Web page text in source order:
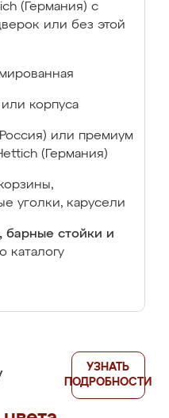
(Германия) с
или без этой
корпуса
или премиум
(Германия)
уголки, карусели
барные стойки и
каталогу
УЗНАТЬ
ПОДРОБНОСТИ